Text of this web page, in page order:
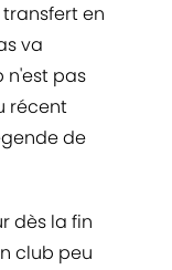
en
va
n'est pas
récent
de
dès la fin
club peu